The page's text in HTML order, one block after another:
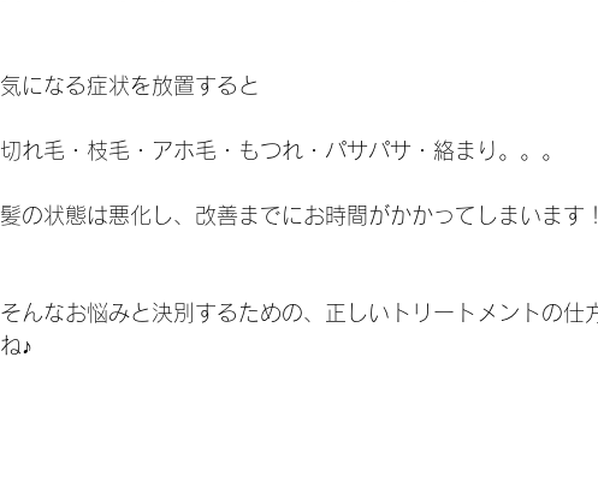
気になる症状を放置すると
切れ毛・枝毛・アホ毛・もつれ・パサパサ・絡まり。。。
髪の状態は悪化し、改善までにお時間がかかってしまいます！
そんなお悩みと決別するための、正しいトリートメントの仕
ね♪